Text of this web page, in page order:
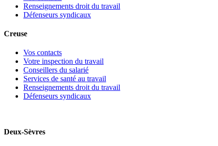
Renseignements droit du travail
Défenseurs syndicaux
Creuse
Vos contacts
Votre inspection du travail
Conseillers du salarié
Services de santé au travail
Renseignements droit du travail
Défenseurs syndicaux
Deux-Sèvres